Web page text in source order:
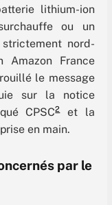
lithium-ion
ou un
nord-
Amazon France
le message
sur la notice
CPSC2et la
en main.
par le